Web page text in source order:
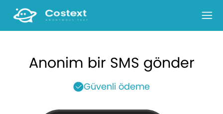
Nasıl çalışır
Giriş Yapmak
Anonim bir SMS gönder
Güvenli ödeme